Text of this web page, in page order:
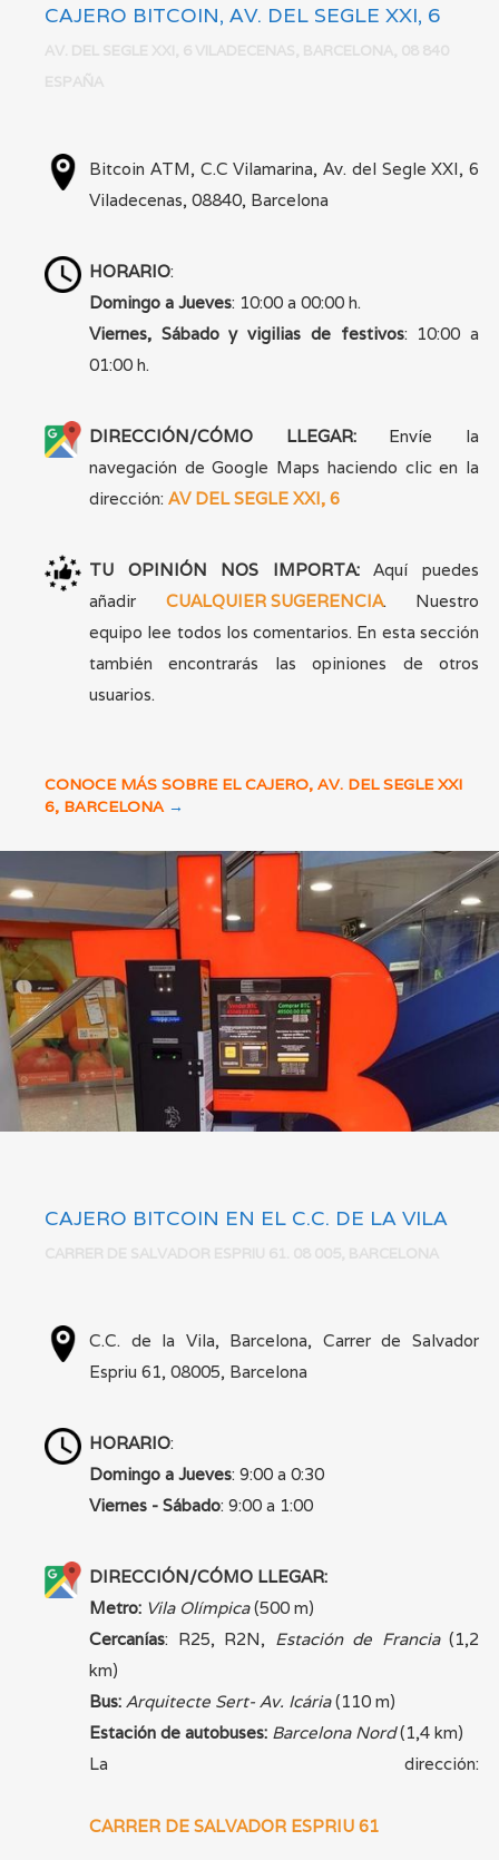
CAJERO BITCOIN, AV. DEL SEGLE XXI, 6
Bitcoin ATM, C.C Vilamarina, Av. del Segle XXI, 6
Viladecenas, 08840, Barcelona
HORARIO:
Domingo a Jueves: 10:00 a 00:00 h.
Viernes, Sábado y vigilias de festivos: 10:00 a
01:00 h.
DIRECCIÓN/CÓMO LLEGAR:
Envíe la
navegación de Google Maps haciendo clic en la
dirección: AV DEL SEGLE XXI, 6
TU OPINIÓN NOS IMPORTA:Aquí puedes
añadir CUALQUIER SUGERENCIA. Nuestro
equipo lee todos los comentarios. En esta sección
también encontrarás las opiniones de otros
usuarios.
CONOCE MÁS SOBRE EL CAJERO, AV. DEL SEGLE XXI
6, BARCELONA →
CAJERO BITCOIN EN EL C.C. DE LA VILA
C.C. de la Vila, Barcelona, Carrer de Salvador
Espriu 61, 08005, Barcelona
HORARIO:
Domingo a Jueves: 9:00 a 0:30
Viernes - Sábado: 9:00 a 1:00
DIRECCIÓN/CÓMO LLEGAR:
Metro: Vila Olímpica(500 m)
Cercanías: R25, R2N, Estación de Francia(1,2
km)
Bus: Arquitecte Sert- Av. Icária(110 m)
Estación de autobuses: Barcelona Nord(1,4 km)
La dirección:
CARRER DE SALVADOR ESPRIU 61